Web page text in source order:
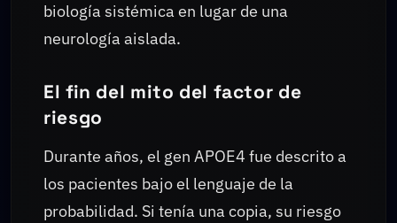
biología sistémica en lugar de una
neurología aislada.
El fin del mito del factor de
riesgo
Durante años, el gen APOE4 fue descrito a
los pacientes bajo el lenguaje de la
probabilidad. Si tenía una copia, su riesgo